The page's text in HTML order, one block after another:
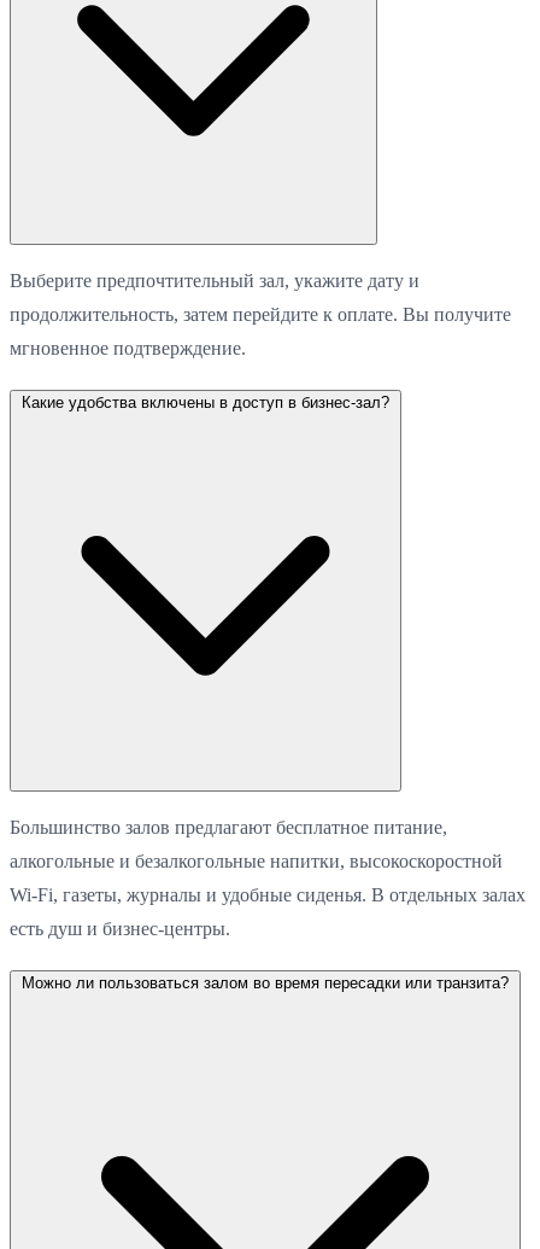
Выберите предпочтительный зал, укажите дату и
продолжительность, затем перейдите к оплате. Вы получите
мгновенное подтверждение.
Какие удобства включены в доступ в бизнес-зал?
Большинство залов предлагают бесплатное питание,
алкогольные и безалкогольные напитки, высокоскоростной
Wi-Fi, газеты, журналы и удобные сиденья. В отдельных залах
есть душ и бизнес-центры.
Можно ли пользоваться залом во время пересадки или транзита?